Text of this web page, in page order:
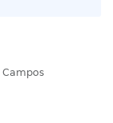
Campos